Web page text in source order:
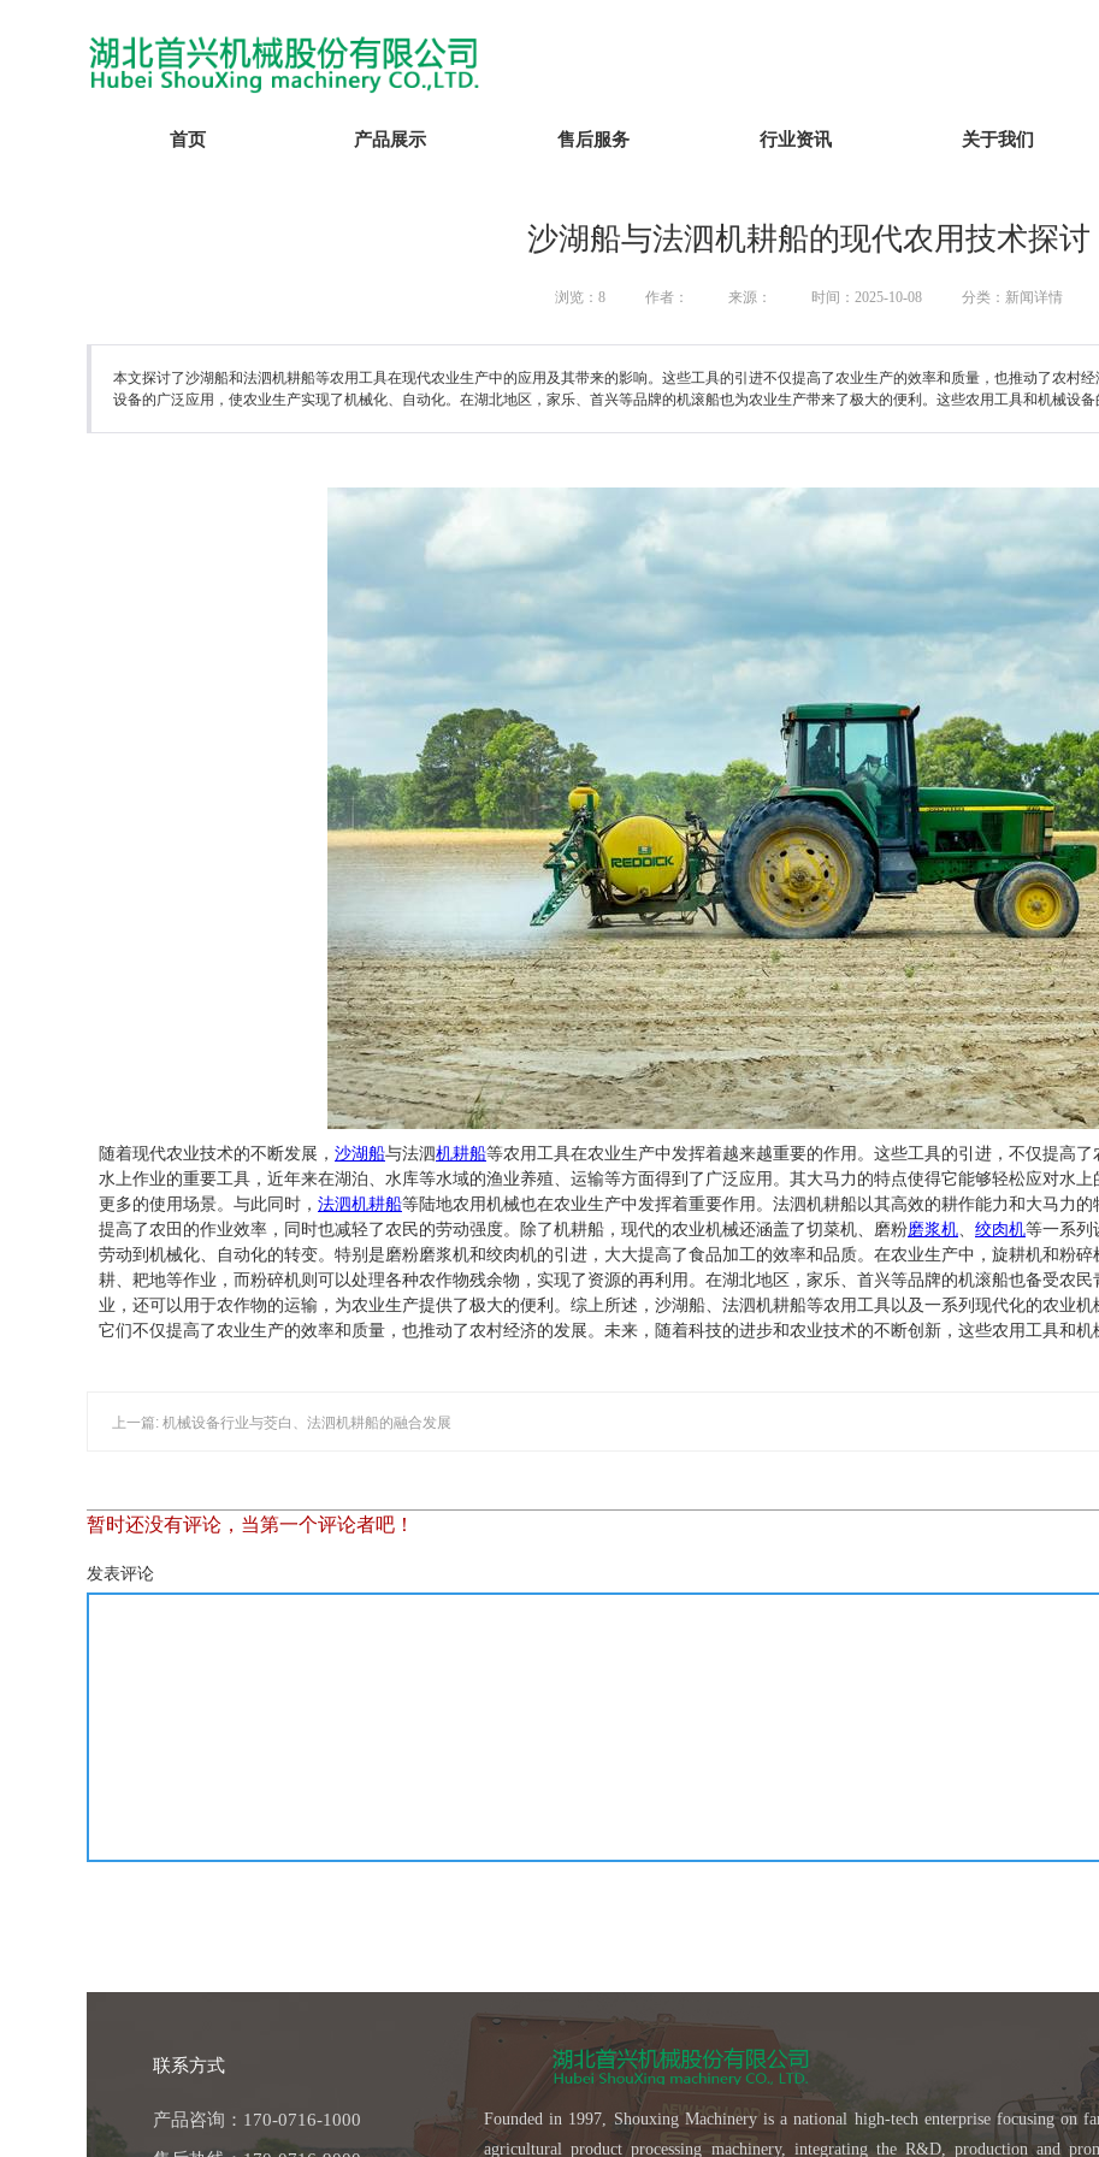
首页 产品展示 售后服务 行业资讯 关于我们
沙湖船与法泗机耕船的现代农用技术探讨
浏览： 8 作者： 来源： 时间：2025-10-08 分类：新闻详情
本文探讨了沙湖船和法泗机耕船等农用工具在现代农业生产中的应用及其带来的影响。这些工具的引进不仅提高了农业生产的效率和质量，也推动了农村
设备的广泛应用，使农业生产实现了机械化、自动化。在湖北地区，家乐、首兴等品牌的机滚船也为农业生产带来了极大的便利。这些农用工具和机械设
随着现代农业技术的不断发展， 沙湖船与法泗机耕船等农用工具在农业生产中发挥着越来越重要的作用。这些工具的引进，不仅提高
水上作业的重要工具，近年来在湖泊、水库等水域的渔业养殖、运输等方面得到了广泛应用。其大马力的特点使得它能够轻松应对水
更多的使用场景。与此同时， 法泗机耕船等陆地农用机械也在农业生产中发挥着重要作用。法泗机耕船以其高效的耕作能力和大马力
提高了农田的作业效率，同时也减轻了农民的劳动强度。除了机耕船，现代的农业机械还涵盖了切菜机、磨粉磨浆机、 绞肉机等一系列
劳动到机械化、自动化的转变。特别是磨粉磨浆机和绞肉机的引进，大大提高了食品加工的效率和品质。在农业生产中，旋耕机和粉
耕、耙地等作业，而粉碎机则可以处理各种农作物残余物，实现了资源的再利用。在湖北地区，家乐、首兴等品牌的机滚船也备受农
业，还可以用于农作物的运输，为农业生产提供了极大的便利。综上所述，沙湖船、法泗机耕船等农用工具以及一系列现代化的农业
它们不仅提高了农业生产的效率和质量，也推动了农村经济的发展。未来，随着科技的进步和农业技术的不断创新，这些农用工具和机
上一篇: 机械设备行业与茭白、法泗机耕船的融合发展
暂时还没有评论，当第一个评论者吧！
发表评论
产品咨询：170-0716-1000
联系方式
Founded in 1997, Shouxing Machinery is a national high-tech enterprise focusing on
agricultural product processing machinery, integrating the R&D, production and